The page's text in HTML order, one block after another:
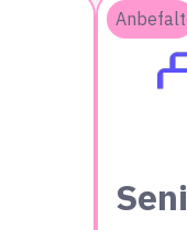
Anbefalt